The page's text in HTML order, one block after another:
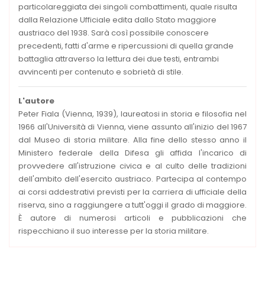
particolareggiata dei singoli combattimenti, quale risulta
dalla Relazione Ufficiale edita dallo Stato maggiore
austriaco del 1938. Sarà così possibile conoscere
precedenti, fatti d'arme e ripercussioni di quella grande
battaglia attraverso la lettura dei due testi, entrambi
avvincenti per contenuto e sobrietà di stile.
L'autore
Peter Fiala (Vienna, 1939), laureatosi in storia e filosofia nel
1966 all'Università di Vienna, viene assunto all'inizio del 1967
dal Museo di storia militare. Alla fine dello stesso anno il
Ministero federale della Difesa gli affida l'incarico di
provvedere all'istruzione civica e al culto delle tradizioni
dell'ambito dell'esercito austriaco. Partecipa al contempo
ai corsi addestrativi previsti per la carriera di ufficiale della
riserva, sino a raggiungere a tutt'oggi il grado di maggiore.
È autore di numerosi articoli e pubblicazioni che
rispecchiano il suo interesse per la storia militare.